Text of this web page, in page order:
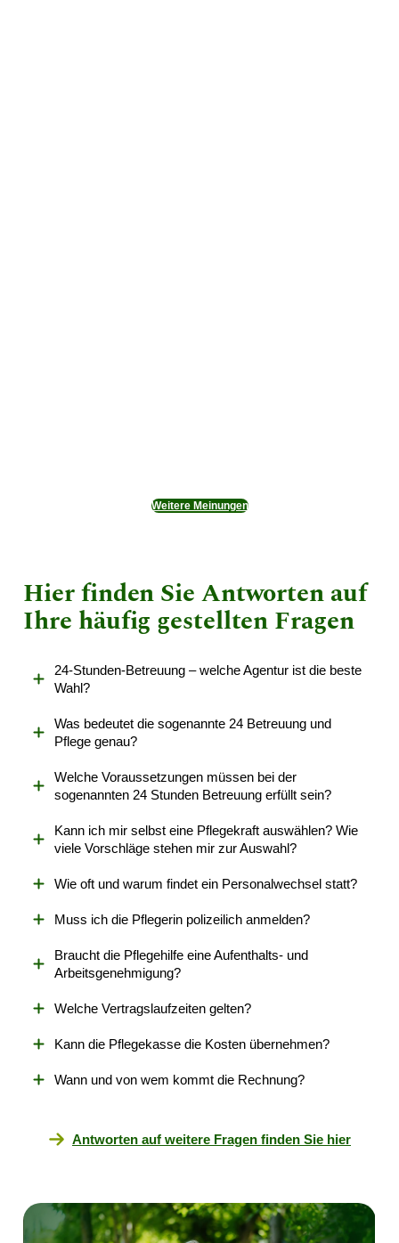
Weitere Meinungen
Hier finden Sie Antworten auf
Ihre häufig gestellten Fragen
24-Stunden-Betreuung – welche Agentur ist die beste
Wahl?
Was bedeutet die sogenannte 24 Betreuung und
Pflege genau?
Welche Voraussetzungen müssen bei der
sogenannten 24 Stunden Betreuung erfüllt sein?
Kann ich mir selbst eine Pflegekraft auswählen? Wie
viele Vorschläge stehen mir zur Auswahl?
Wie oft und warum findet ein Personalwechsel statt?
Muss ich die Pflegerin polizeilich anmelden?
Braucht die Pflegehilfe eine Aufenthalts- und
Arbeitsgenehmigung?
Welche Vertragslaufzeiten gelten?
Kann die Pflegekasse die Kosten übernehmen?
Wann und von wem kommt die Rechnung?
Antworten auf weitere Fragen finden Sie hier